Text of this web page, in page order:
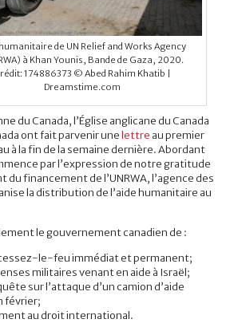
de UN Relief and Works Agency
à Khan Younis, Bande de Gaza, 2020.
174886373 © Abed Rahim Khatib |
Dreamstime.com
du Canada, l’Église anglicane du Canada
ont fait parvenir unelettre au premier
à la fin de la semaine dernière. Abordant
par l’expression de notre gratitude
financement de l’UNRWA, l’agence des
la distribution de l’aide humanitaire au
le gouvernement canadien de :
le-feu immédiat et permanent;
militaires venant en aide à Israël;
sur l’attaque d’un camion d’aide
février;
au droit international.